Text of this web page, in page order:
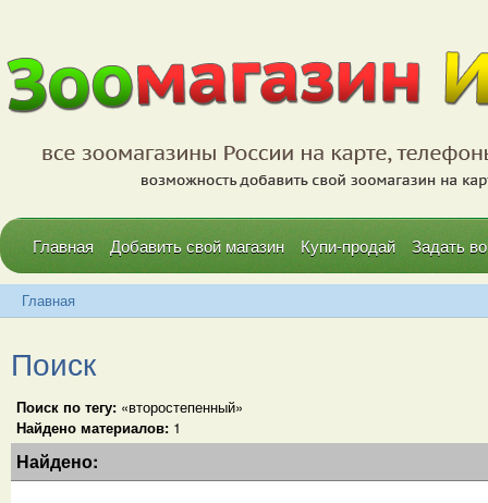
Главная Добавить свой магазин Купи-продай Задать
Главная
Поиск
Поиск по тегу: «второстепенный»
Найдено материалов: 1
Найдено: